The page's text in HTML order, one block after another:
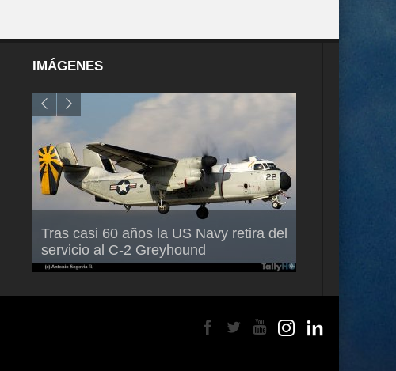
IMÁGENES
Tras casi 60 años la US Navy retira del
servicio al C-2 Greyhound
Air France-KLM anuncia a Guilhem
Mallet como nuevo Director General
para América Latina